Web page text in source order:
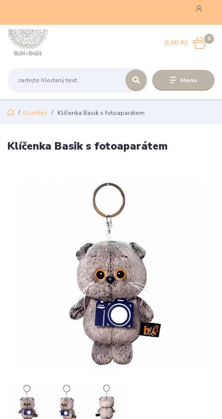
Menu
0
0,00 Kč
Doplňky Klíčenka Basik s fotoaparátem
Klíčenka Basik s fotoaparátem